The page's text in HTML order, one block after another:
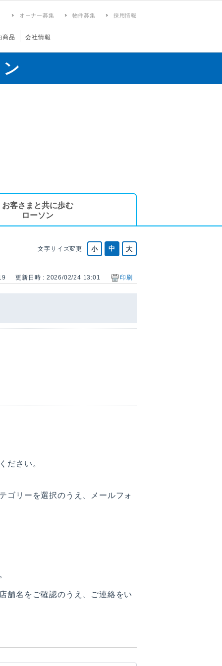
オーナー募集 物件募集 採用情報
商品 会社情報
お客さまと共に歩む
ローソン
文字サイズ変更
更新日時 : 2026/02/24 13:01 印刷
ださい。
ゴリーを選択のうえ、メールフォ
舗名をご確認のうえ、ご連絡をい